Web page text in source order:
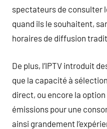
spectateurs de consulter
quand ils le souhaitent,
horaires de diffusion
De plus, l’IPTV introduit
que la capacité à
direct, ou encore la
émissions pour une
ainsi grandement